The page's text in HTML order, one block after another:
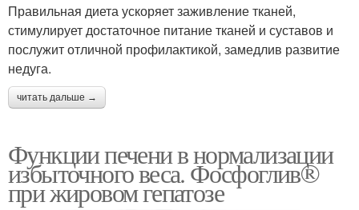
Правильная диета ускоряет заживление тканей,
стимулирует достаточное питание тканей и суставов и
послужит отличной профилактикой, замедлив развитие
недуга.
читать дальше →
Функции печени в нормализации
избыточного веса. Фосфоглив®
при жировом гепатозе